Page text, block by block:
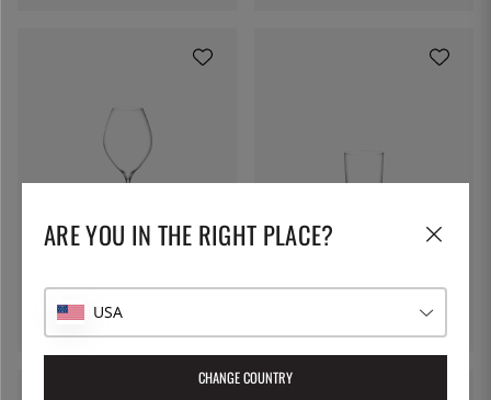
KIMURA GLASS
Kimura Glass
20 €
KIMURA GLASS
Kimura Glass
ARE YOU IN THE RIGHT PLACE?
USA
CHANGE COUNTRY